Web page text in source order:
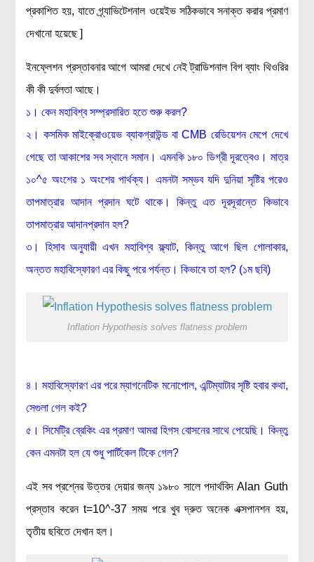
প্রকৃতি
বায়োটেকনোলজি
দৈনন্দিন জীবনে বিজ্ঞানের প্রয়োগ
আমাদের সৌরজগৎ
অর্থনীতি
রাষ্ট্রবিজ্ঞান
নৃবিজ্ঞান
বিজ্ঞানীদের কথা
বাংলাদেশী বিজ্ঞানী
প্রকাশিত হয়, যাতে গ্র্যাভিটেশনাল ওয়েইভ সঠিকভাবে সনাক্ত করার প্রমাণ
দেখানো হয়েছে ]
ইনফ্লেশন প্রস্তাবনার আগে আমরা দেখে নেই ট্রাডিশনাল বিগ ব্যাং থিওরির
কী কী দুর্বলতা আছে।
১। কেন মহাবিশ্ব সম্প্রসারিত হতেশুরু করল?
২। কসমিক মাইক্রোওয়েভ ব্যাকগ্রাউন্ড বা CMB রেডিয়েশন মেপে দেখে
গেছে তা আকাশের সব স্থানে সমান। এমনকি ১৮০ ডিগ্রী দূরত্বেও। মাত্র
১০^৫ অংশের ১ অংশের পার্থক্য। এমনটা সম্ভব যদি দুনিয়া সৃষ্টির পরেও
তাপমাত্রার আদান প্রদান ঘটে থাকে। কিন্তু এত দূরদূরান্তে কিভাবে
তাপমাত্রার আদানপ্রদান হল?
৩। হিসাব অনুযায়ী এখন মহাবিশ্ব ফ্ল্যাট, কিন্তু আগে ছিল গোলাকার,
অন্তত মহাবিস্ফোরণ এর কিছু পরে পর্যন্ত। কিভাবে তা হল? (১ম ছবি)
Inflation Hypothesis solves flatness problem
৪। মহাবিস্ফোরণ এর পরে ম্যাগনেটিক মনোপোল, এন্টিম্যাটার সৃষ্টি হবার কথা,
সেগুলা গেল কই?
৫। সিমেট্রি ব্রেকিং এর প্রমাণ আমরা হিগস বোসনের সাথে পেয়েছি। কিন্তু
কেন এমনটা হল যে শুধু পার্টিকেল টিকে গেল?
এই সব প্রশ্নের উত্তর দেয়ার জন্য ১৯৮০ সালে পদার্থবিদ Alan Guth
প্রস্তাব করেন t=10^-37 সময় পরে খুব দ্রুত অনেক এক্সপানশন হয়,
তৃতীয় ছবিতে দেখান হল।